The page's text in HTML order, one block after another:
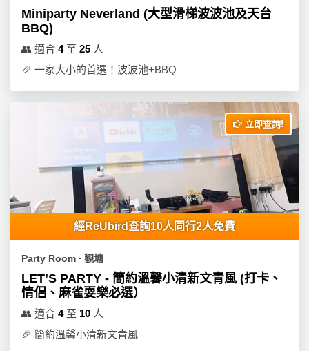
Miniparty Neverland (大型滑梯波波池及天台
BBQ)
👥 適合 4至 25 人
🎉 一家大小的首選！波波池+BBQ
立即查詢!
經ReUbird查詢10人同行2人免費
Party Room ∙ 觀塘
LET’S PARTY - 簡約溫馨小清新文青風 (打卡、
情侶、麻雀耍樂必選）
👥 適合 4至 10 人
🎉 簡約溫馨小清新文青風